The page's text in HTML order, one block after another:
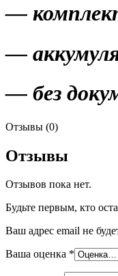
—
—
— без
Отзывы (0)
Отзывы
Отзывов пока нет.
Будьте первым, кто
Ваш адрес email не
Ваша оценка *